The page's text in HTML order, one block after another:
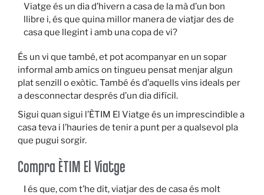
Viatge és un dia d’hivern a casa de la mà d’un bon
llibre i, és que quina millor manera de viatjar des de
casa que llegint i amb una copa de vi?
És un vi que també, et pot acompanyar en un sopar
informal amb amics on tingueu pensat menjar algun
plat senzill o exòtic. També és d’aquells vins ideals per
a desconnectar després d’un dia difícil.
Sigui quan sigui l’ÈTIM El Viatge és un imprescindible a
casa teva i l’hauries de tenir a punt per a qualsevol pla
que pugui sorgir.
Compra ÈTIM El Viatge
I és que, com t’he dit, viatjar des de casa és molt